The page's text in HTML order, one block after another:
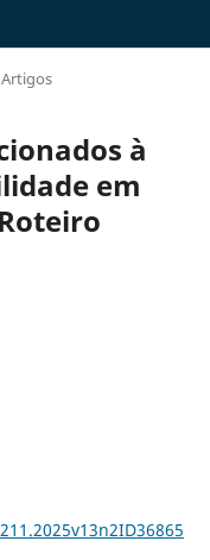
Artigos
à
em